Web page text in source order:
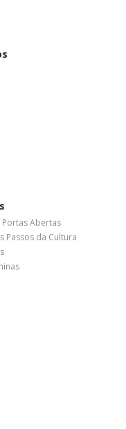
Abertas
Passos da Cultura